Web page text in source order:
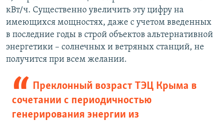
кВт/ч. Существенно увеличить эту цифру на
имеющихся мощностях, даже с учетом введенных
в последние годы в строй объектов альтернативной
энергетики – солнечных и ветряных станций, не
получится при всем желании.
Преклонный возраст ТЭЦ Крыма в
сочетании с периодичностью
генерирования энергии из